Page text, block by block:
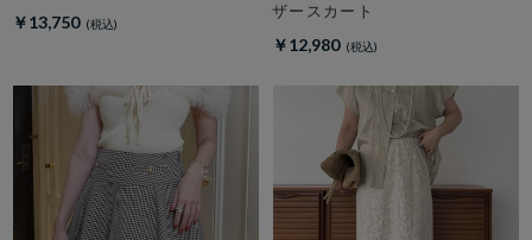
￥13,750
ザースカート
￥12,980